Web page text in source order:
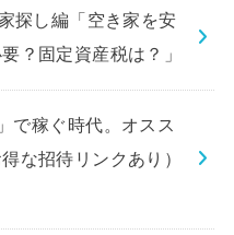
探し編「空き家を安
？固定資産税は？」
で稼ぐ時代。オスス
な招待リンクあり）